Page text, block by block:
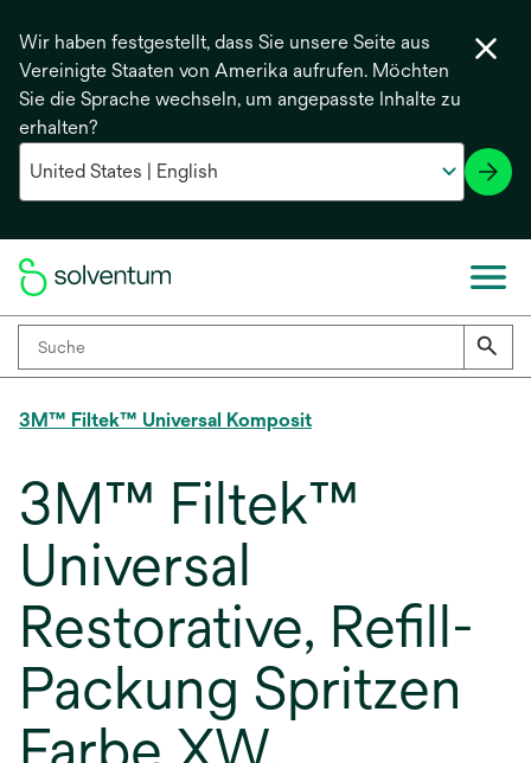
Wir haben festgestellt, dass Sie unsere Seite aus
Vereinigte Staaten von Amerika aufrufen. Möchten
Sie die Sprache wechseln, um angepasste Inhalte zu
erhalten?
3M™ Filtek™ Universal Komposit
3M™ Filtek™
Universal
Restorative, Refill-
Packung Spritzen